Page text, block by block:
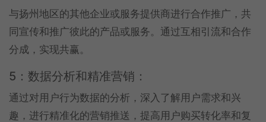
与扬州地区的其他企业或服务提供商进行合作推广，共
同宣传和推广彼此的产品或服务。通过互相引流和合作
分成，实现共赢。
5：数据分析和精准营销：
通过对用户行为数据的分析，深入了解用户需求和兴
趣，进行精准化的营销推送，提高用户购买转化率和复